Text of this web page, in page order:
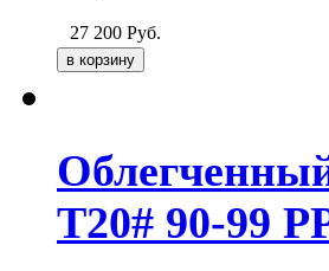
27 200 Руб.
T20# 90-99